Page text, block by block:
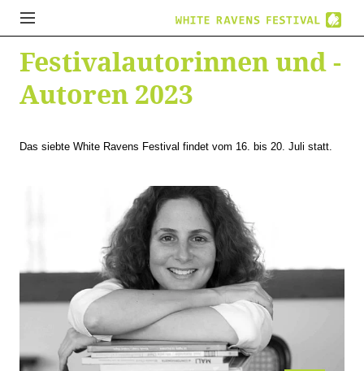
Festivalautorinnen und -
Autoren 2023
Das siebte White Ravens Festival findet vom 16. bis 20. Juli statt.